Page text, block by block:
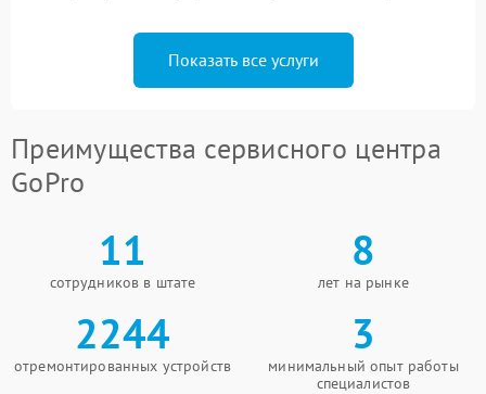
Показать все услуги
Преимущества сервисного центра
GoPro
11
сотрудников в штате
8
лет на рынке
2244
отремонтированных устройств
3
минимальный опыт работы
специалистов